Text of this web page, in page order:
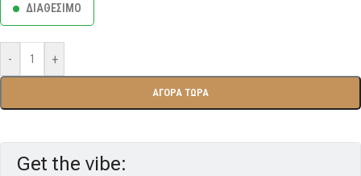
ΔΙΑΘΕΣΙΜΟ
- +
ΑΓΟΡΑ ΤΩΡΑ
Get the vibe: